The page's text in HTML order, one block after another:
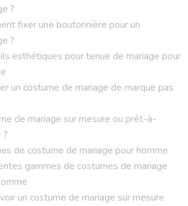
?
fixer une boutonnière pour un
?
esthétiques pour tenue de mariage pour
un costume de mariage de marque pas
de mariage sur mesure ou prêt-à-
de costume de mariage pour homme
gammes de costumes de mariage
un costume de mariage sur mesure